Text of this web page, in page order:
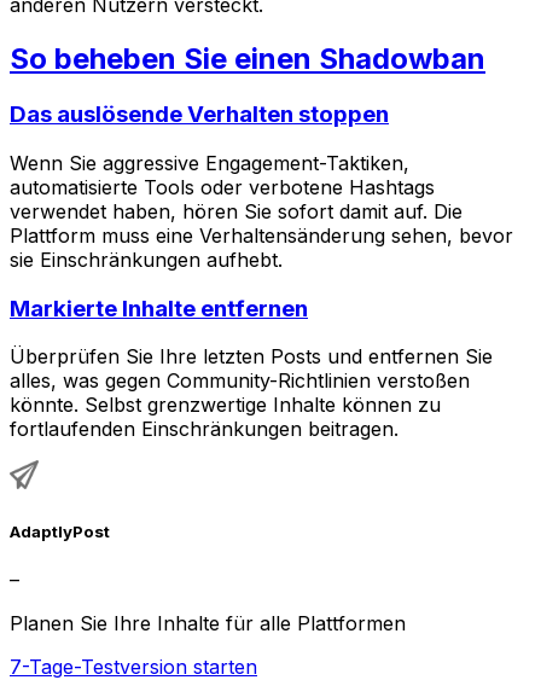
anderen Nutzern versteckt.
So beheben Sie einen Shadowban
Das auslösende Verhalten stoppen
Wenn Sie aggressive Engagement-Taktiken,
automatisierte Tools oder verbotene Hashtags
verwendet haben, hören Sie sofort damit auf. Die
Plattform muss eine Verhaltensänderung sehen, bevor
sie Einschränkungen aufhebt.
Markierte Inhalte entfernen
Überprüfen Sie Ihre letzten Posts und entfernen Sie
alles, was gegen Community-Richtlinien verstoßen
könnte. Selbst grenzwertige Inhalte können zu
fortlaufenden Einschränkungen beitragen.
AdaptlyPost
–
Planen Sie Ihre Inhalte für alle Plattformen
7-Tage-Testversion starten